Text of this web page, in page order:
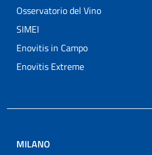
Osservatorio del Vino
SIMEI
Enovitis in Campo
Enovitis Extreme
MILANO